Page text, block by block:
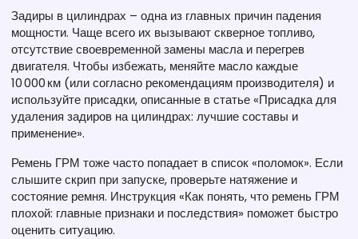
Задиры в цилиндрах – одна из главных причин падения
мощности. Чаще всего их вызывают скверное топливо,
отсутствие своевременной замены масла и перегрев
двигателя. Чтобы избежать, меняйте масло каждые
10 000 км (или согласно рекомендациям производителя) и
используйте присадки, описанные в статье «Присадка для
удаления задиров на цилиндрах: лучшие составы и
применение».
Ремень ГРМ тоже часто попадает в список «поломок». Если
слышите скрип при запуске, проверьте натяжение и
состояние ремня. Инструкция «Как понять, что ремень ГРМ
плохой: главные признаки и последствия» поможет быстро
оценить ситуацию.